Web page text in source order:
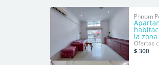
Phnom
la zona
Ofertas
$ 300